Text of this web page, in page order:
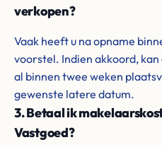
verkopen?
Vaak heeft u na opname
voorstel. Indien akkoord,
al binnen twee weken
gewenste latere datum.
3. Betaal ik
Vastgoed?